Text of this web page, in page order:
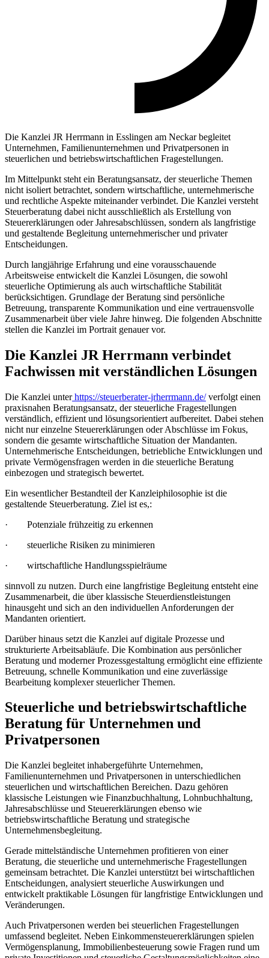
Die Kanzlei JR Herrmann in Esslingen am Neckar begleitet
Unternehmen, Familienunternehmen und Privatpersonen in
steuerlichen und betriebswirtschaftlichen Fragestellungen.
Im Mittelpunkt steht ein Beratungsansatz, der steuerliche Themen
nicht isoliert betrachtet, sondern wirtschaftliche, unternehmerische
und rechtliche Aspekte miteinander verbindet. Die Kanzlei versteht
Steuerberatung dabei nicht ausschließlich als Erstellung von
Steuererklärungen oder Jahresabschlüssen, sondern als langfristige
und gestaltende Begleitung unternehmerischer und privater
Entscheidungen.
Durch langjährige Erfahrung und eine vorausschauende
Arbeitsweise entwickelt die Kanzlei Lösungen, die sowohl
steuerliche Optimierung als auch wirtschaftliche Stabilität
berücksichtigen. Grundlage der Beratung sind persönliche
Betreuung, transparente Kommunikation und eine vertrauensvolle
Zusammenarbeit über viele Jahre hinweg. Die folgenden Abschnitte
stellen die Kanzlei im Portrait genauer vor.
Die Kanzlei JR Herrmann verbindet
Fachwissen mit verständlichen Lösungen
Die Kanzlei unterhttps://steuerberater-jrherrmann.de/verfolgt einen
praxisnahen Beratungsansatz, der steuerliche Fragestellungen
verständlich, effizient und lösungsorientiert aufbereitet. Dabei stehen
nicht nur einzelne Steuererklärungen oder Abschlüsse im Fokus,
sondern die gesamte wirtschaftliche Situation der Mandanten.
Unternehmerische Entscheidungen, betriebliche Entwicklungen und
private Vermögensfragen werden in die steuerliche Beratung
einbezogen und strategisch bewertet.
Ein wesentlicher Bestandteil der Kanzleiphilosophie ist die
gestaltende Steuerberatung. Ziel ist es,:
· Potenziale frühzeitig zu erkennen
· steuerliche Risiken zu minimieren
· wirtschaftliche Handlungsspielräume
sinnvoll zu nutzen. Durch eine langfristige Begleitung entsteht eine
Zusammenarbeit, die über klassische Steuerdienstleistungen
hinausgeht und sich an den individuellen Anforderungen der
Mandanten orientiert.
Darüber hinaus setzt die Kanzlei auf digitale Prozesse und
strukturierte Arbeitsabläufe. Die Kombination aus persönlicher
Beratung und moderner Prozessgestaltung ermöglicht eine effiziente
Betreuung, schnelle Kommunikation und eine zuverlässige
Bearbeitung komplexer steuerlicher Themen.
Steuerliche und betriebswirtschaftliche
Beratung für Unternehmen und
Privatpersonen
Die Kanzlei begleitet inhabergeführte Unternehmen,
Familienunternehmen und Privatpersonen in unterschiedlichen
steuerlichen und wirtschaftlichen Bereichen. Dazu gehören
klassische Leistungen wie Finanzbuchhaltung, Lohnbuchhaltung,
Jahresabschlüsse und Steuererklärungen ebenso wie
betriebswirtschaftliche Beratung und strategische
Unternehmensbegleitung.
Gerade mittelständische Unternehmen profitieren von einer
Beratung, die steuerliche und unternehmerische Fragestellungen
gemeinsam betrachtet. Die Kanzlei unterstützt bei wirtschaftlichen
Entscheidungen, analysiert steuerliche Auswirkungen und
entwickelt praktikable Lösungen für langfristige Entwicklungen und
Veränderungen.
Auch Privatpersonen werden bei steuerlichen Fragestellungen
umfassend begleitet. Neben Einkommensteuererklärungen spielen
Vermögensplanung, Immobilienbesteuerung sowie Fragen rund um